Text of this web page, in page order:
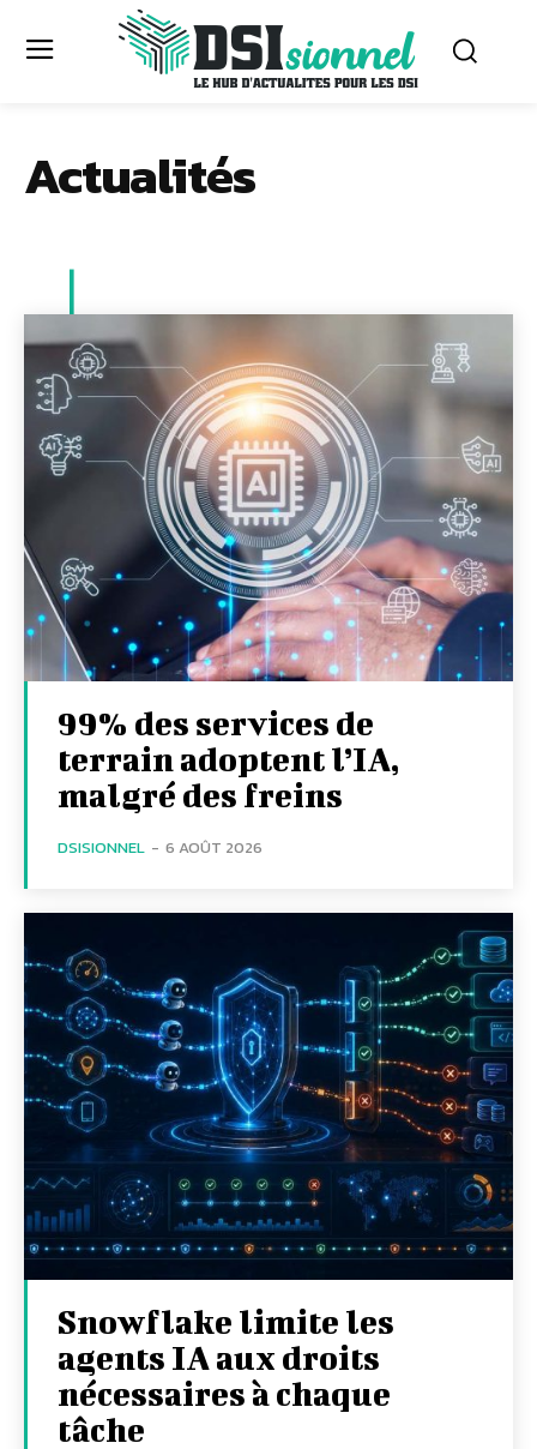
Actualités
99% des services de
terrain adoptent l’IA,
malgré des freins
DSISIONNEL - 6 AOÛT 2026
Snowflake limite les
agents IA aux droits
nécessaires à chaque
tâche